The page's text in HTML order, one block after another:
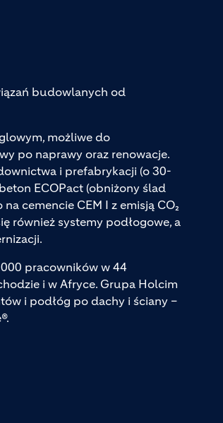
budowlanych od
możliwe do
po naprawy oraz renowacje.
i prefabrykacji (o 30-
ECOPact (obniżony ślad
cemencie CEM I z emisją CO₂
również systemy podłogowe, a
pracowników w 44
i w Afryce. Grupa Holcim
i podłóg po dachy i ściany –